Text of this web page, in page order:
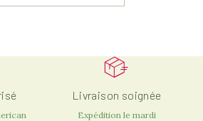
Livraison soignée
Expédition le mardi